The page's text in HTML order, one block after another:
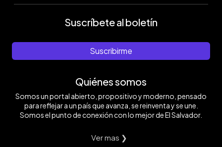
Suscríbete al boletín
Suscribirme
Quiénes somos
Somos un portal abierto, propositivo y moderno, pensado
para reflejar a un país que avanza, se reinventa y se une.
Somos el punto de conexión con lo mejor de El Salvador.
Ver mas ❯